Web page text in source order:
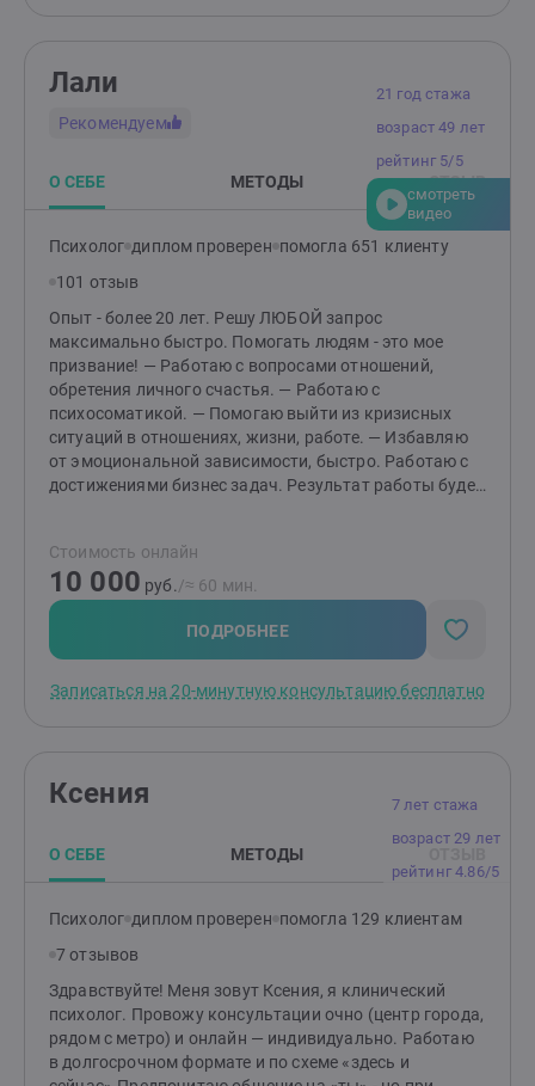
21 год стажа
возраст 49 лет
рейтинг 5/5
смотреть
видео
Лали
Рекомендуем
О СЕБЕ МЕТОДЫ ОТЗЫВ
Психолог диплом проверен помогла 651 клиенту
101 отзыв
Опыт - более 20 лет. Решу ЛЮБОЙ запрос
максимально быстро. Помогать людям - это мое
призвание! — Работаю с вопросами отношений,
обретения личного счастья. — Работаю с
психосоматикой. — Помогаю выйти из кризисных
ситуаций в отношениях, жизни, работе. — Избавляю
от эмоциональной зависимости, быстро. Работаю с
достижениями бизнес задач. Результат работы будет
для самостоятельной работы. Ваша жизнь станет
понятнее и счастливее после нашей встречи. Вы все
заметите сразу!
Стоимость онлайн
10 000 руб./≈ 60 мин.
ПОДРОБНЕЕ
Записаться на 20-минутную консультацию бесплатно
7 лет стажа
возраст 29 лет
рейтинг 4.86/5
Ксения
О СЕБЕ МЕТОДЫ
Психолог диплом проверен помогла 129 клиентам
7 отзывов
Здравствуйте! Меня зовут Ксения, я клинический
психолог. Провожу консультации очно (центр города,
рядом с метро) и онлайн — индивидуально. Работаю
в долгосрочном формате и по схеме «здесь и